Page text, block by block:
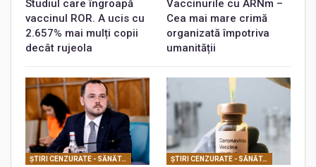
Studiul care îngroapă
vaccinul ROR. A ucis cu
2.657% mai mulți copii
decât rujeola
Vaccinurile cu ARNm –
Cea mai mare crimă
organizată împotriva
umanității
ŞTIRI CENZURATE - SĂNĂTATE ŞTIRI CENZURATE - SĂNĂTATE